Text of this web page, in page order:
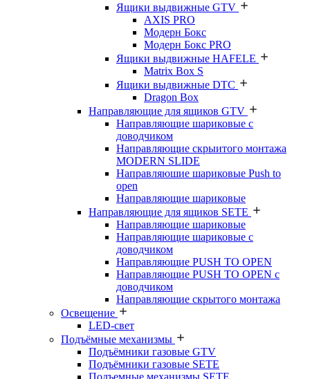
Ящики выдвижные GTV
AXIS PRO
Модерн Бокс
Модерн Бокс PRO
Ящики выдвижные HAFELE
Matrix Box S
Ящики выдвижные DTC
Dragon Box
Направляющие для ящиков GTV
Направляющие шариковые с
доводчиком
Направляющие скрыитого монтажа
MODERN SLIDE
Направляюшие шариковые Push to
open
Направляющие шариковые
Направляющие для ящиков SETE
Направляющие шариковые
Направляющие шариковые с
доводчиком
Направляющие PUSH TO OPEN
Направляющие PUSH TO OPEN с
доводчиком
Направляющие скрытого монтажа
Освещение
LED-свет
Подъёмные механизмы
Подъёмники газовые GTV
Подъёмники газовые SETE
Подъемные механизмы SETE